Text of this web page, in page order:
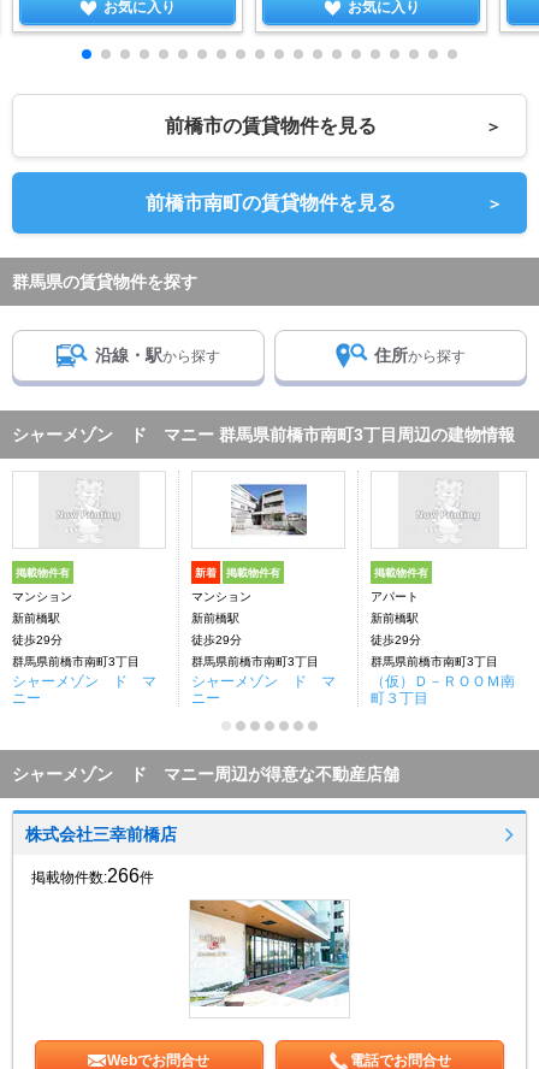
お気に入り お気に入り
前橋市の賃貸物件を見る ＞
前橋市南町の賃貸物件を見る ＞
群馬県の賃貸物件を探す
沿線・駅から探す 住所から探す
シャーメゾン ド マニー 群馬県前橋市南町3丁目周辺の建物情報
掲載物件有
マンション
新前橋駅
徒歩29分
群馬県前橋市南町3丁目
シャーメゾン ド マ
ニー
新着 掲載物件有
マンション
新前橋駅
徒歩29分
群馬県前橋市南町3丁目
シャーメゾン ド マ
ニー
掲載物件有
アパート
新前橋駅
徒歩29分
群馬県前橋市南町3丁目
（仮）Ｄ－ＲＯＯＭ南
町３丁目
シャーメゾン ド マニー周辺が得意な不動産店舗
株式会社三幸前橋店
掲載物件数:266件
Webでお問合せ 電話でお問合せ